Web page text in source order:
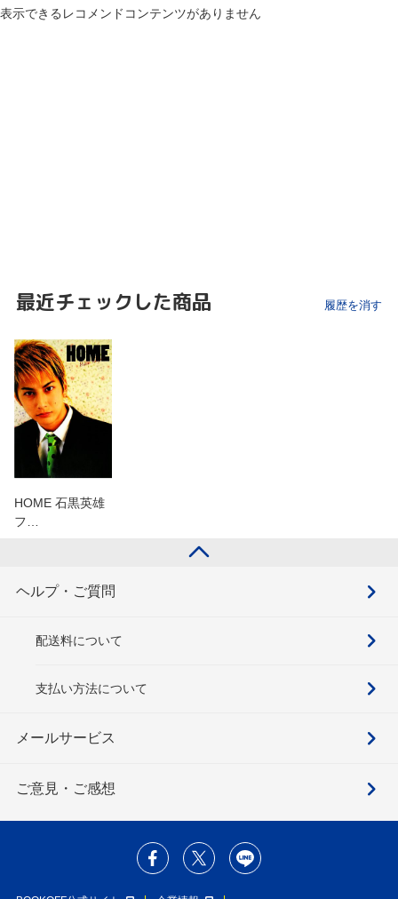
表示できるレコメンドコンテンツがありません
最近チェックした商品 履歴を消す
HOME 石黒英雄
フ…
ヘルプ・ご質問
配送料について
支払い方法について
メールサービス
ご意見・ご感想